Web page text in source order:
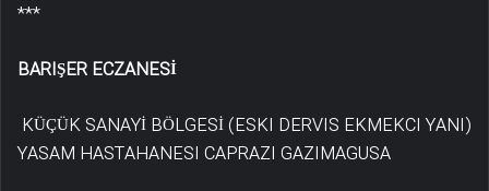
***
BARIŞER ECZANESİ
KÜÇÜK SANAYİ BÖLGESİ (ESKI DERVIS EKMEKCI YANI)
YASAM HASTAHANESI CAPRAZI GAZIMAGUSA